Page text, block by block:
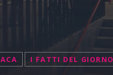
I FATTI DEL GIORNO